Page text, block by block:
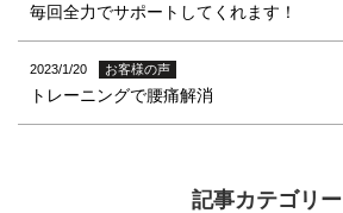
毎回全力でサポートしてくれます！
2023/1/20 お客様の声
トレーニングで腰痛解消
記事カテゴリー